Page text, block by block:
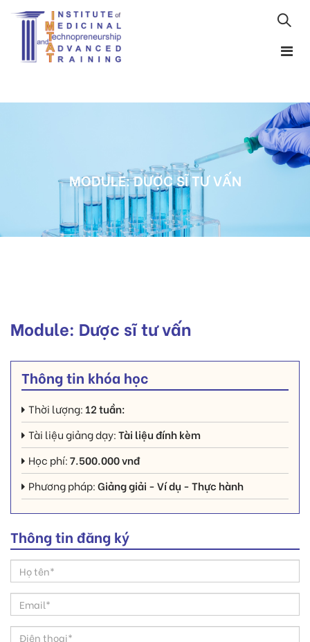
MODULE: DƯỢC SĨ TƯ VẤN
Module: Dược sĩ tư vấn
Thông tin khóa học
Thời lượng: 12 tuần:
Tài liệu giảng dạy:Tài liệu đính kèm
Học phí:7.500.000 vnđ
Phương pháp:Giảng giải - Ví dụ - Thực hành
Thông tin đăng ký